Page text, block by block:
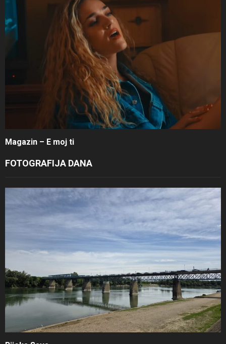
Magazin – E moj ti
FOTOGRAFIJA DANA